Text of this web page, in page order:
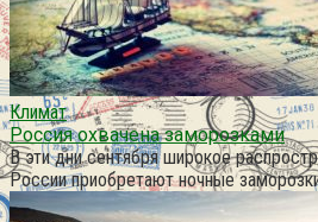
Климат
Россия охвачена заморозками
В эти дни сентября широкое
России приобретают ночные